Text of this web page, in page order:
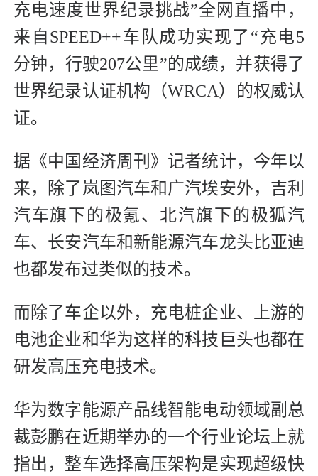
充电速度世界纪录挑战”全网直播中，
来自SPEED++车队成功实现了“充电5
分钟，行驶207公里”的成绩，并获得了
世界纪录认证机构（WRCA）的权威认
证。
据《中国经济周刊》记者统计，今年以
来，除了岚图汽车和广汽埃安外，吉利
汽车旗下的极氪、北汽旗下的极狐汽
车、长安汽车和新能源汽车龙头比亚迪
也都发布过类似的技术。
而除了车企以外，充电桩企业、上游的
电池企业和华为这样的科技巨头也都在
研发高压充电技术。
华为数字能源产品线智能电动领域副总
裁彭鹏在近期举办的一个行业论坛上就
指出，整车选择高压架构是实现超级快